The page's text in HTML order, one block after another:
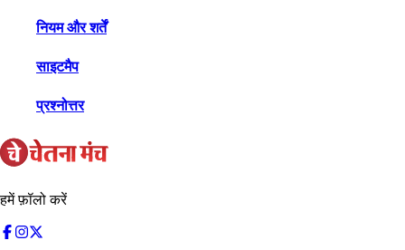
नियम और शर्तें
साइटमैप
प्रश्नोत्तर
हमें फ़ॉलो करें